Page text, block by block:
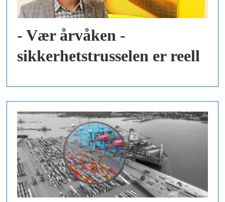
- Vær årvåken -
sikkerhetstrusselen er reell